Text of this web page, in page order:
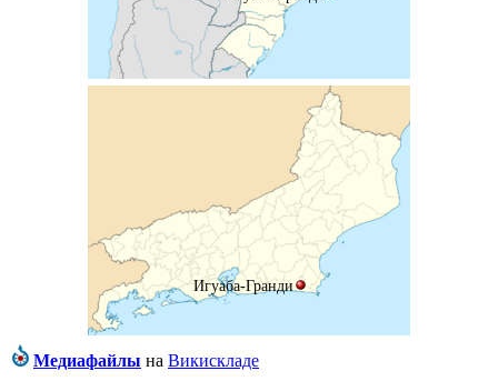
Игуаба-Гранди
Медиафайлы на Викискладе